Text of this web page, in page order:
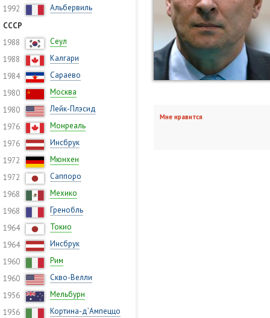
1992
Альбервиль
СССР
1988
Сеул
1988
Калгари
1984
Сараево
1980
Москва
1980
Лейк-Плэсид
1976
Монреаль
1976
Инсбрук
1972
Мюнхен
1972
Саппоро
1968
Мехико
1968
Гренобль
1964
Токио
1964
Инсбрук
1960
Рим
1960
Скво-Велли
1956
Мельбурн
1956
Кортина-д’Ампеццо
Мне нравится